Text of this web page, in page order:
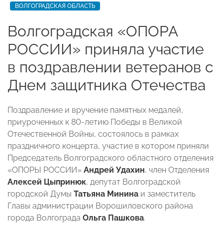
ВОЛГОГРАДСКАЯ ОБЛАСТЬ
Волгоградская «ОПОРА
РОССИИ» приняла участие
в поздравлении ветеранов с
Днем защитника Отечества
Поздравление и вручение памятных медалей,
приуроченных к 80-летию Победы в Великой
Отечественной Войны, состоялось в рамках
праздничного концерта, участие в котором приняли
Председатель Волгоградского областного отделения
«ОПОРЫ РОССИИ» Андрей Удахин, член Отделения
Алексей Цыпринюк, депутат Волгоградской
городской Думы Татьяна Минина и заместитель
Главы администрации Ворошиловского района
города Волгограда Ольга Пашкова.